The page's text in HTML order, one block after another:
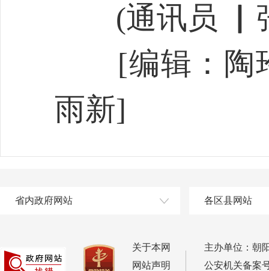
(通讯员 ▏
[编辑：陶
雨新]
省内政府网站 各区县网站
关于本网
网站声明
主办单位：朝
公安机关备案